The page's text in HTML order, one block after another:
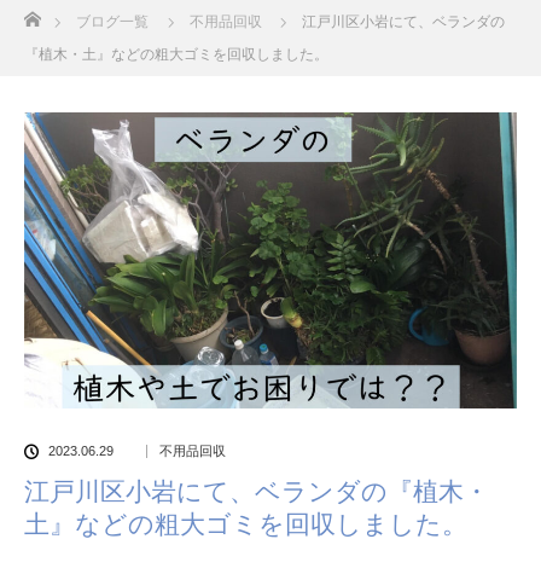
ブログ一覧 不用品回収
江戸川区小岩にて、ベランダの
『植木・土』などの粗大ゴミを回収しました。
2023.06.29 不用品回収
江戸川区小岩にて、ベランダの『植木・
土』などの粗大ゴミを回収しました。